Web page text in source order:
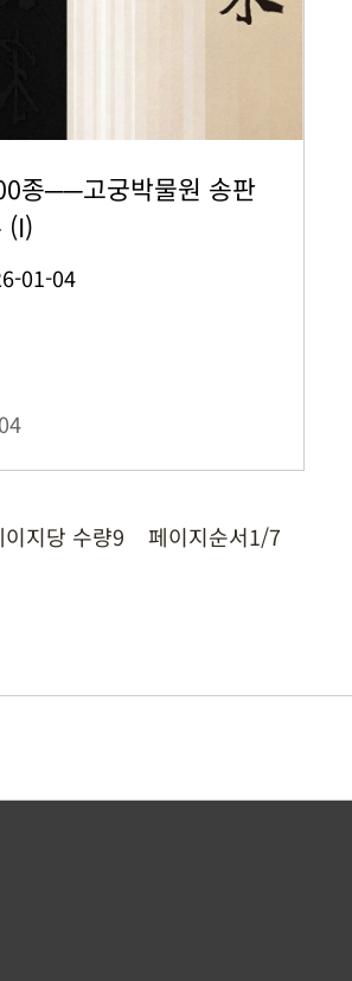
종──고궁박물원 송판
(I)
01-04
이지당 수량9 페이지순서1/7